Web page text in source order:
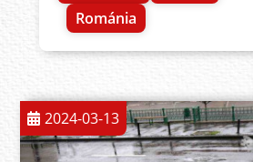
Románia
2024-03-13